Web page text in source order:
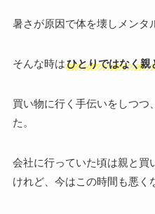
暑さが原因で体を壊しメンタ
そんな時はひとりではなく親
買い物に行く手伝いをしつつ
た。
会社に行っていた頃は親と買
けれど、今はこの時間も悪く